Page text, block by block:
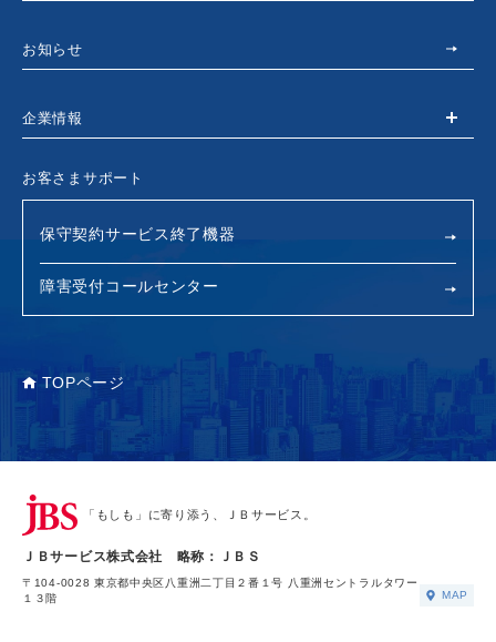
お知らせ
企業情報
お客さまサポート
保守契約サービス終了機器
障害受付コールセンター
TOPページ
「もしも」に寄り添う、ＪＢサービス。
ＪＢサービス株式会社 略称：ＪＢＳ
〒104-0028 東京都中央区八重洲二丁目２番１号 八重洲セントラルタワー
１３階
MAP